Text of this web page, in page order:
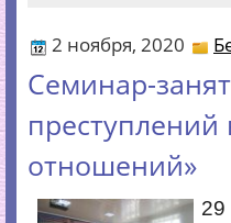
2 ноября, 2020
Cеминар-
отношений»